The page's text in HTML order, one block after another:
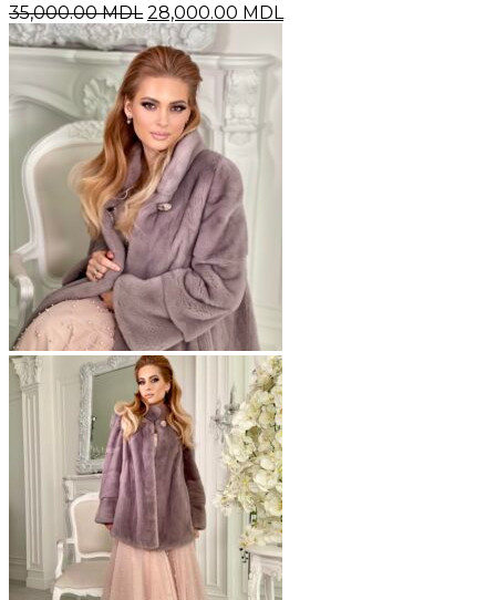
35,000.00MDL Первоначальная
цена
составляла
35,000.00 MDL.
28,000.00 MDL